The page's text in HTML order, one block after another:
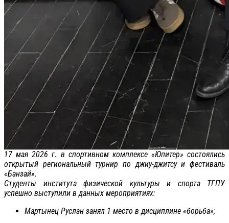
17 мая 2026 г. в спортивном комплексе «Юпитер» состоялись
открытый региональный турнир по джиу-джитсу и фестиваль
«Банзай».
Студенты института физической культуры и спорта ТГПУ
успешно выступили в данных мероприятиях:
Мартынец Руслан занял 1 место в дисциплине «борьба»;